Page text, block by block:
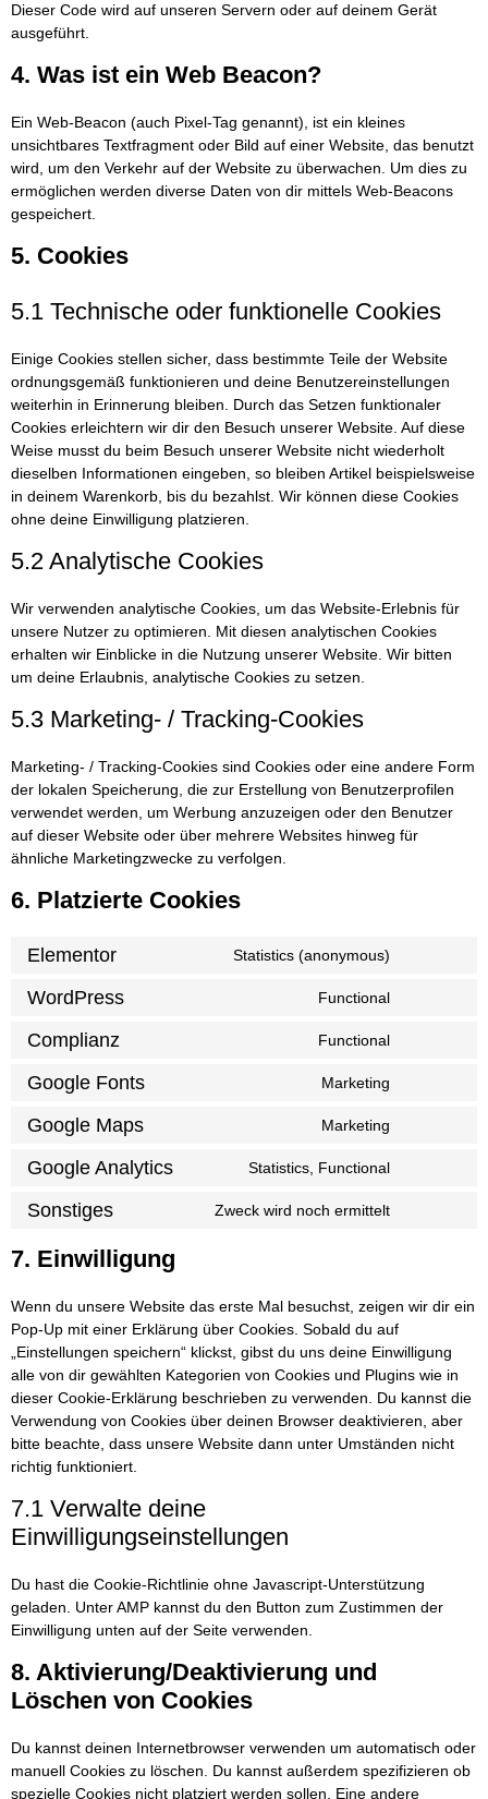
Dieser Code wird auf unseren Servern oder auf deinem Gerät
ausgeführt.
4. Was ist ein Web Beacon?
Ein Web-Beacon (auch Pixel-Tag genannt), ist ein kleines
unsichtbares Textfragment oder Bild auf einer Website, das benutzt
wird, um den Verkehr auf der Website zu überwachen. Um dies zu
ermöglichen werden diverse Daten von dir mittels Web-Beacons
gespeichert.
5. Cookies
5.1 Technische oder funktionelle Cookies
Einige Cookies stellen sicher, dass bestimmte Teile der Website
ordnungsgemäß funktionieren und deine Benutzereinstellungen
weiterhin in Erinnerung bleiben. Durch das Setzen funktionaler
Cookies erleichtern wir dir den Besuch unserer Website. Auf diese
Weise musst du beim Besuch unserer Website nicht wiederholt
dieselben Informationen eingeben, so bleiben Artikel beispielsweise
in deinem Warenkorb, bis du bezahlst. Wir können diese Cookies
ohne deine Einwilligung platzieren.
5.2 Analytische Cookies
Wir verwenden analytische Cookies, um das Website-Erlebnis für
unsere Nutzer zu optimieren. Mit diesen analytischen Cookies
erhalten wir Einblicke in die Nutzung unserer Website. Wir bitten
um deine Erlaubnis, analytische Cookies zu setzen.
5.3 Marketing- / Tracking-Cookies
Marketing- / Tracking-Cookies sind Cookies oder eine andere Form
der lokalen Speicherung, die zur Erstellung von Benutzerprofilen
verwendet werden, um Werbung anzuzeigen oder den Benutzer
auf dieser Website oder über mehrere Websites hinweg für
ähnliche Marketingzwecke zu verfolgen.
6. Platzierte Cookies
Elementor Statistics (anonymous)
WordPress Functional
Complianz Functional
Google Fonts Marketing
Google Maps Marketing
Google Analytics Statistics, Functional
Sonstiges Zweck wird noch ermittelt
7. Einwilligung
Wenn du unsere Website das erste Mal besuchst, zeigen wir dir ein
Pop-Up mit einer Erklärung über Cookies. Sobald du auf
„Einstellungen speichern“ klickst, gibst du uns deine Einwilligung
alle von dir gewählten Kategorien von Cookies und Plugins wie in
dieser Cookie-Erklärung beschrieben zu verwenden. Du kannst die
Verwendung von Cookies über deinen Browser deaktivieren, aber
bitte beachte, dass unsere Website dann unter Umständen nicht
richtig funktioniert.
7.1 Verwalte deine
Einwilligungseinstellungen
Du hast die Cookie-Richtlinie ohne Javascript-Unterstützung
geladen. Unter AMP kannst du den Button zum Zustimmen der
Einwilligung unten auf der Seite verwenden.
8. Aktivierung/Deaktivierung und
Löschen von Cookies
Du kannst deinen Internetbrowser verwenden um automatisch oder
manuell Cookies zu löschen. Du kannst außerdem spezifizieren ob
spezielle Cookies nicht platziert werden sollen. Eine andere